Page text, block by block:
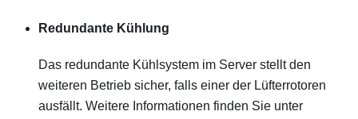
Redundante Kühlung
Das redundante Kühlsystem im Server stellt den
weiteren Betrieb sicher, falls einer der Lüfterrotoren
ausfällt. Weitere Informationen finden Sie unter